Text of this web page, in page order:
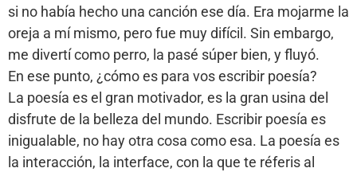
si no había hecho una canción ese día. Era mojarme la
oreja a mí mismo, pero fue muy difícil. Sin embargo,
me divertí como perro, la pasé súper bien, y fluyó.
En ese punto, ¿cómo es para vos escribir poesía?
La poesía es el gran motivador, es la gran usina del
disfrute de la belleza del mundo. Escribir poesía es
inigualable, no hay otra cosa como esa. La poesía es
la interacción, la interface, con la que te réferis al